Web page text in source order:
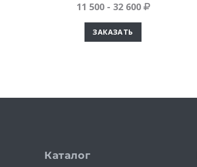
11 500 - 32 600
ЗАКАЗАТЬ
Каталог